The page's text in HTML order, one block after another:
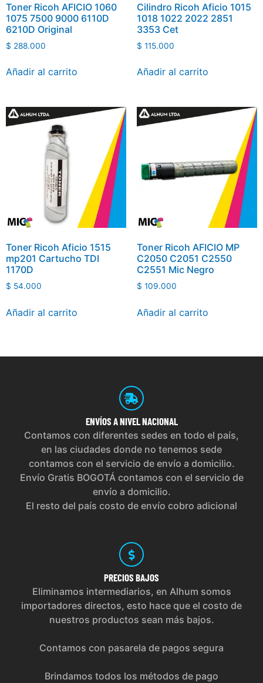
Toner Ricoh AFICIO 1060
1075 7500 9000 6110D
6210D Original
$ 288.000
Añadir al carrito
Cilindro Ricoh Aficio 1015
1018 1022 2022 2851
3353 Cet
$ 115.000
Añadir al carrito
Toner Ricoh Aficio 1515
mp201 Cartucho TDI
1170D
$ 54.000
Añadir al carrito
Toner Ricoh AFICIO MP
C2050 C2051 C2550
C2551 Mic Negro
$ 109.000
Añadir al carrito
ENVÍOS A NIVEL NACIONAL
Contamos con diferentes sedes en todo el país,
en las ciudades donde no tenemos sede
contamos con el servicio de envío a domicilio.
Envío Gratis BOGOTÁ contamos con el servicio de
envío a domicilio.
El resto del país costo de envío cobro adicional
PRECIOS BAJOS
Eliminamos intermediarios, en Alhum somos
importadores directos, esto hace que el costo de
nuestros productos sean más bajos.
Contamos con pasarela de pagos segura
Brindamos todos los métodos de pago